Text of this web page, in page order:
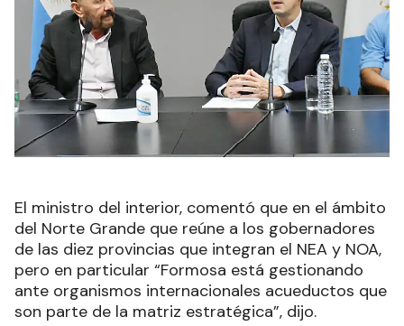
El ministro del interior, comentó que en el ámbito
del Norte Grande que reúne a los gobernadores
de las diez provincias que integran el NEA y NOA,
pero en particular “Formosa está gestionando
ante organismos internacionales acueductos que
son parte de la matriz estratégica”, dijo.